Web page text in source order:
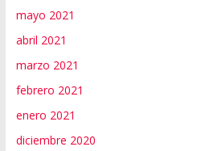
mayo 2021
abril 2021
marzo 2021
febrero 2021
enero 2021
diciembre 2020